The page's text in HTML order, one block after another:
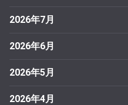
2026年7月
2026年6月
2026年5月
2026年4月